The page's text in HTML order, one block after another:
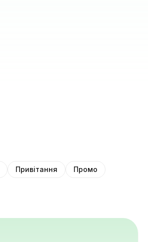
Привітання Промо